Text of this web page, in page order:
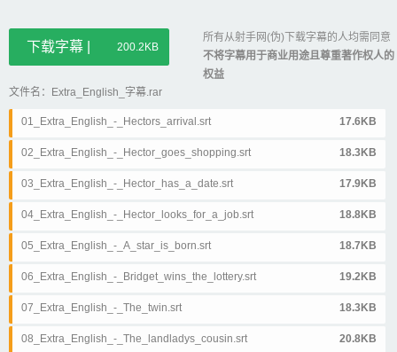
下载字幕 | 200.2KB
所有从射手网(伪)下载字幕的人均需同意
不将字幕用于商业用途且尊重著作权人的
权益
文件名：Extra_English_字幕.rar
01_Extra_English_-_Hectors_arrival.srt 17.6KB
02_Extra_English_-_Hector_goes_shopping.srt 18.3KB
03_Extra_English_-_Hector_has_a_date.srt 17.9KB
04_Extra_English_-_Hector_looks_for_a_job.srt 18.8KB
05_Extra_English_-_A_star_is_born.srt 18.7KB
06_Extra_English_-_Bridget_wins_the_lottery.srt 19.2KB
07_Extra_English_-_The_twin.srt 18.3KB
08_Extra_English_-_The_landladys_cousin.srt 20.8KB